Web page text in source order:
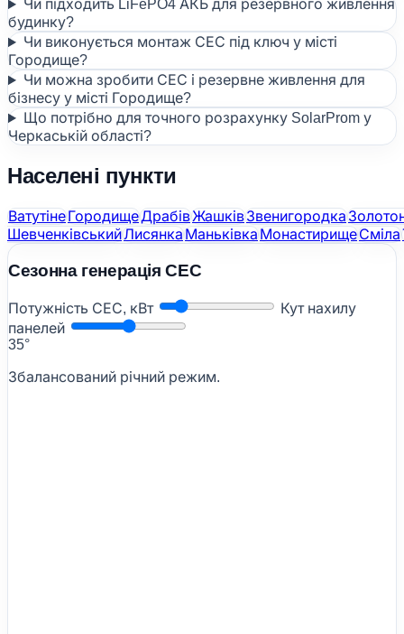
Чи підходить LiFePO4 АКБ для резервного живлення
будинку?
Чи виконується монтаж СЕС під ключ у місті
Городище?
Чи можна зробити СЕС і резервне живлення для
бізнесу у місті Городище?
Що потрібно для точного розрахунку SolarProm у
Черкаській області?
Населені пункти
ВатутінеГородищеДрабівЖашківЗвенигородка
ШевченківськийЛисянка Маньківка МонастирищеСміла
Сезонна генерація СЕС
Потужність СЕС, кВт
Кут нахилу
панелей
35°
Збалансований річний режим.